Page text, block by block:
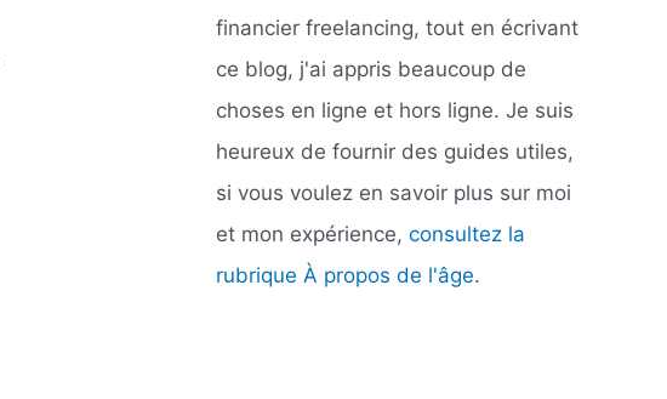
financier freelancing, tout en écrivant
ce blog, j'ai appris beaucoup de
choses en ligne et hors ligne. Je suis
heureux de fournir des guides utiles,
si vous voulez en savoir plus sur moi
et mon expérience, consultez la
rubrique À propos de l'âge.